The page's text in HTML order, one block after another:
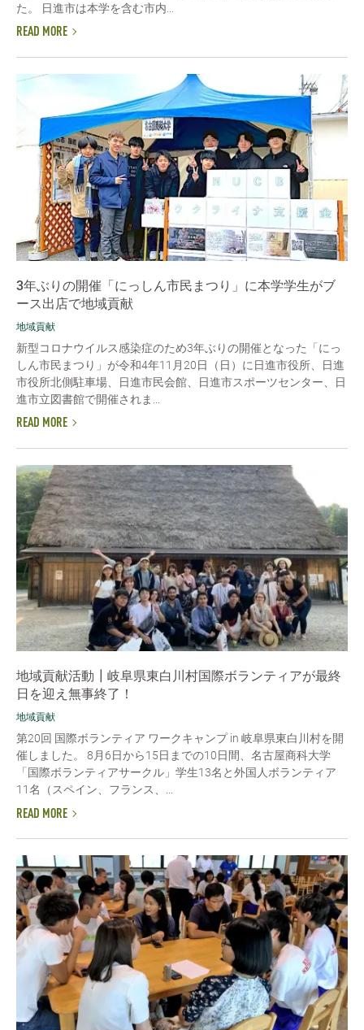
た。 日進市は本学を含む市内...
READ MORE
3年ぶりの開催「にっしん市民まつり」に本学学生がブ
ース出店で地域貢献
地域貢献
新型コロナウイルス感染症のため3年ぶりの開催となった「にっ
しん市民まつり」が令和4年11月20日（日）に日進市役所、日進
市役所北側駐車場、日進市民会館、日進市スポーツセンター、日
進市立図書館で開催されま...
READ MORE
地域貢献活動┃岐阜県東白川村国際ボランティアが最終
日を迎え無事終了！
地域貢献
第20回 国際ボランティア ワークキャンプ in 岐阜県東白川村を開
催しました。 8月6日から15日までの10日間、名古屋商科大学
「国際ボランティアサークル」学生13名と外国人ボランティア
11名（スペイン、フランス、...
READ MORE